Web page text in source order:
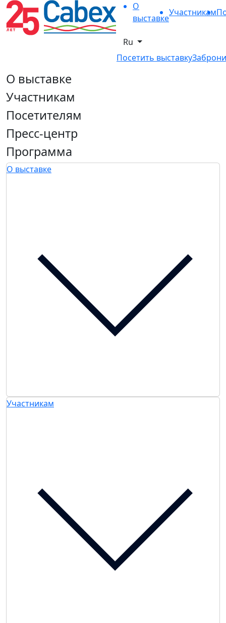
О
выставке
Участникам
Ru
Посетить выставку
О выставке
Участникам
Посетителям
Пресс-центр
Программа
О выставке
Участникам